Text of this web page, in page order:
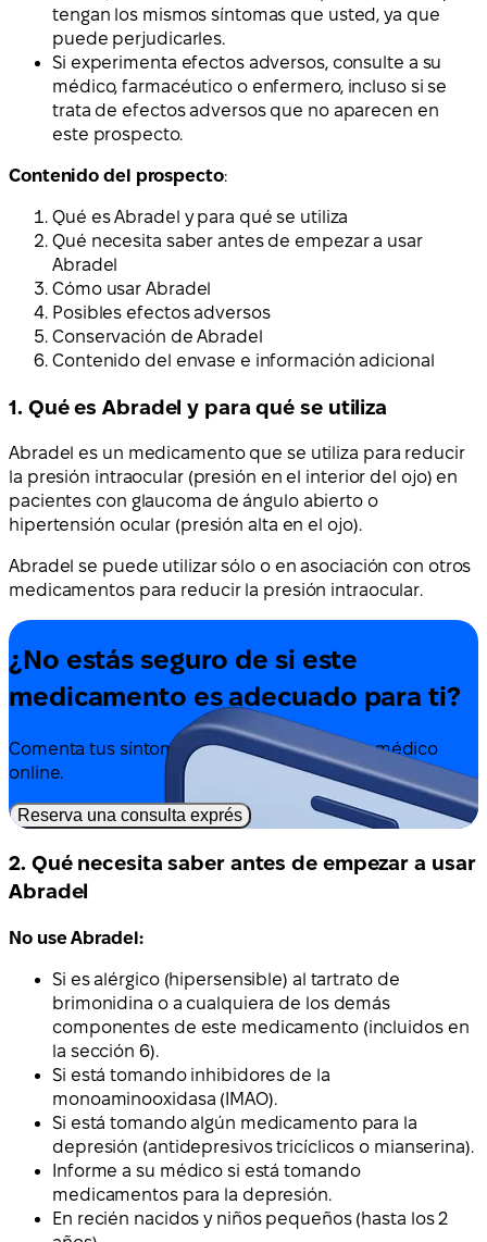
tengan los mismos síntomas que usted, ya que
puede perjudicarles.
Si experimenta efectos adversos, consulte a su
médico, farmacéutico o enfermero, incluso si se
trata de efectos adversos que no aparecen en
este prospecto.
Contenido del prospecto:
Qué es Abradel y para qué se utiliza
Qué necesita saber antes de empezar a usar
Abradel
Cómo usar Abradel
Posibles efectos adversos
Conservación de Abradel
Contenido del envase e información adicional
1. Qué es Abradel y para qué se utiliza
Abradel es un medicamento que se utiliza para reducir
la presión intraocular (presión en el interior del ojo) en
pacientes con glaucoma de ángulo abierto o
hipertensión ocular (presión alta en el ojo).
Abradel se puede utilizar sólo o en asociación con otros
medicamentos para reducir la presión intraocular.
¿No estás seguro de si este
medicamento es adecuado para ti?
Comenta tus síntomas y tratamiento con un médico
online.
Reserva una consulta exprés
2. Qué necesita saber antes de empezar a usar
Abradel
No use Abradel:
Si es alérgico (hipersensible) al tartrato de
brimonidina o a cualquiera de los demás
componentes de este medicamento (incluidos en
la sección 6).
Si está tomando inhibidores de la
monoaminooxidasa (IMAO).
Si está tomando algún medicamento para la
depresión (antidepresivos tricíclicos o mianserina).
Informe a su médico si está tomando
medicamentos para la depresión.
En recién nacidos y niños pequeños (hasta los 2